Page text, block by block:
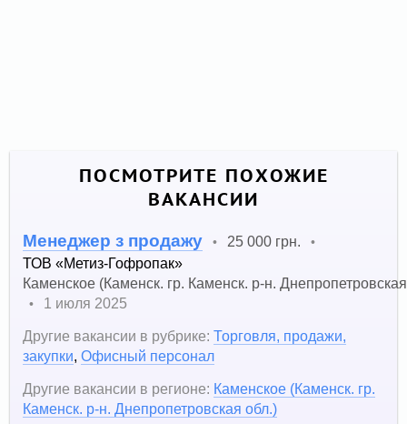
ПОСМОТРИТЕ ПОХОЖИЕ
ВАКАНСИИ
Менеджер з продажу • 25 000 грн. •
ТОВ «Метиз-Гофропак»
Каменское (Каменск. гр. Каменск. р-н.
•
1 июля 2025
Другие вакансии в рубрике: Торговля, продажи,
закупки,Офисный персонал
Другие вакансии в регионе: Каменское (Каменск. гр.
Каменск. р-н. Днепропетровская обл.)